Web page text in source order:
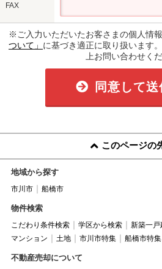
FAX
※ご入力いただいたお客さまの個人情報
ついて」 に基づき適正に取り扱います
上お問い合わせくだ
同意して送
このページの
地域から探す
市川市 船橋市
物件検索
こだわり条件検索 学区から検索 新築一戸
マンション
土地 市川市特集 船橋市特集
不動産売却について